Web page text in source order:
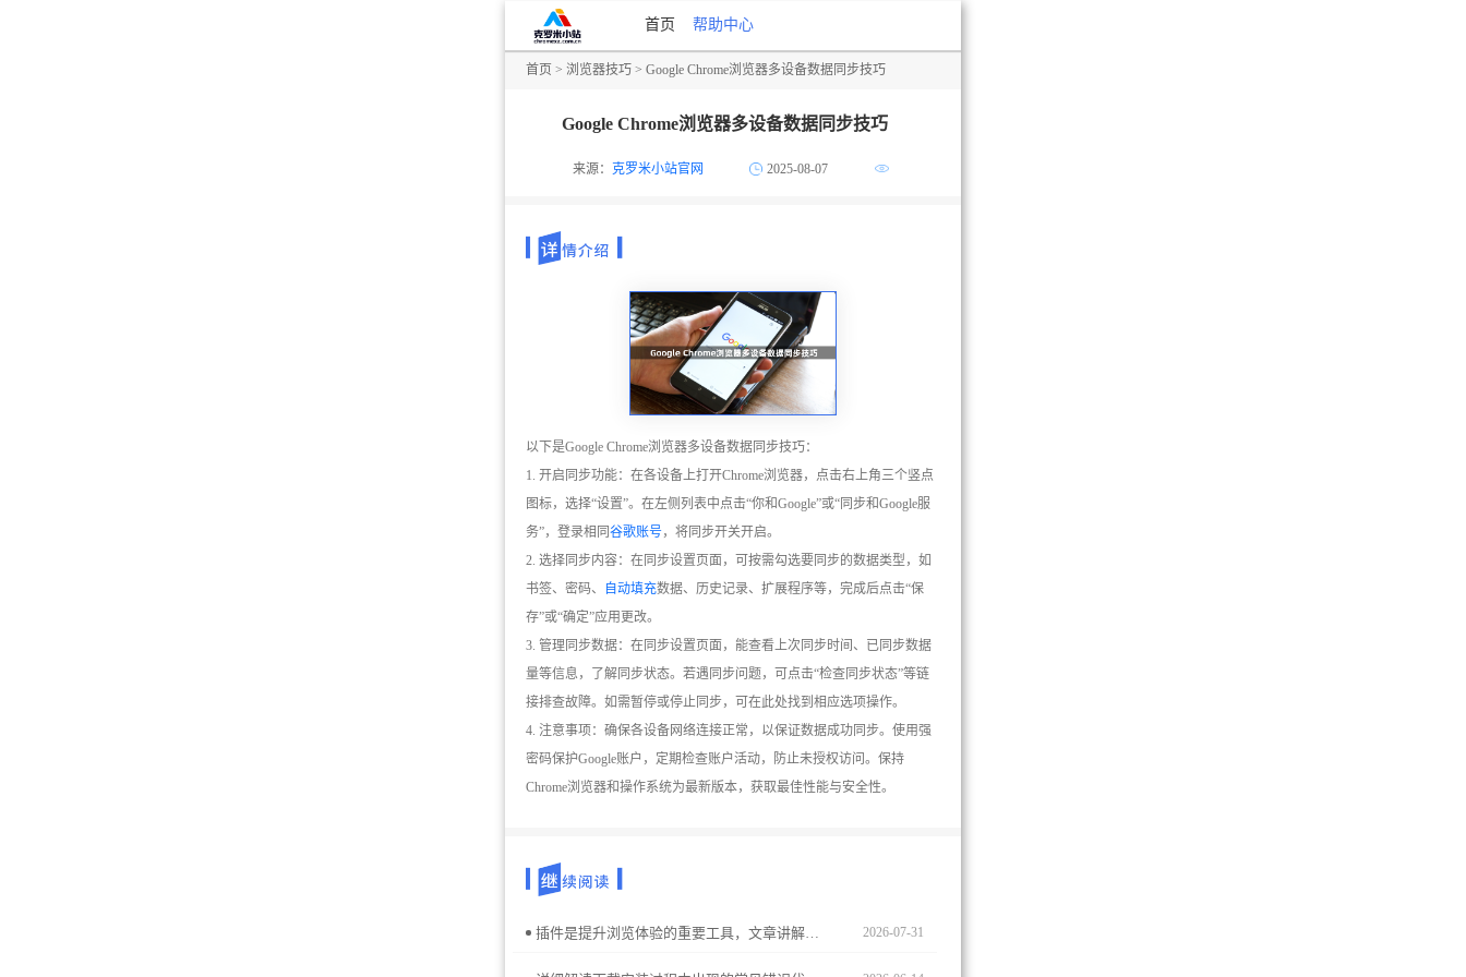
首页 帮助中心
首页 > 浏览器技巧 > Google Chrome浏览器多设备数据同步技巧
Google Chrome浏览器多设备数据同步技巧
来源： 克罗米小站官网 2025-08-07
以下是Google Chrome浏览器多设备数据同步技巧：
1. 开启同步功能：在各设备上打开Chrome浏览器，点击右上角三个竖点
图标，选择“设置”。在左侧列表中点击“你和Google”或“同步和Google服
务”，登录相同 谷歌账号，将同步开关开启。
2. 选择同步内容：在同步设置页面，可按需勾选要同步的数据类型，如
书签、密码、
自动填充数据、历史记录、扩展程序等，完成后点击“保
存”或“确定”应用更改。
3. 管理同步数据：在同步设置页面，能查看上次同步时间、已同步数据
量等信息，了解同步状态。若遇同步问题，可点击“检查同步状态”等链
接排查故障。如需暂停或停止同步，可在此处找到相应选项操作。
4. 注意事项：确保各设备网络连接正常，以保证数据成功同步。使用强
密码保护Google账户，定期检查账户活动，防止未授权访问。保持
Chrome浏览器和操作系统为最新版本，获取最佳性能与安全性。
插件是提升浏览体验的重要工具，文章讲解如何高效启用、停用和分类管理插件，确保Chrome浏览器功能完整又运行顺畅。 2026-07-31